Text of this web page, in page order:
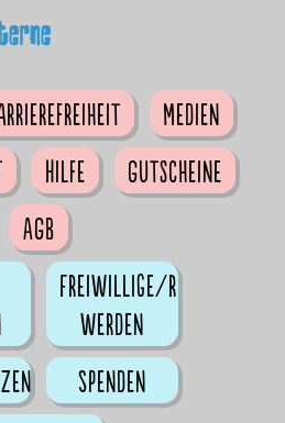
Medien
Hilfe
Gutscheine
AGB
Freiwillige/r
werden
Spenden